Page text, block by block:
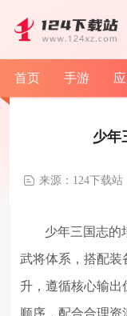
首页 手游
少年
来源：124下载站
少年三国志的
武将体系，搭配装
升，遵循核心输出